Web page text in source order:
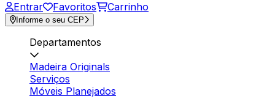
Entrar Favoritos Carrinho
Informe o seu CEP
Departamentos
Madeira Originals
Serviços
Móveis Planejados